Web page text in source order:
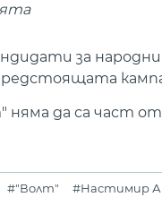
за
няма да са част
#"Волт" #Настимир